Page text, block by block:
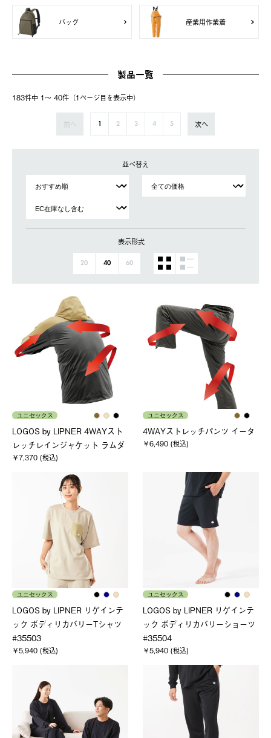
バッグ 産業用作業着
製品一覧
183件中 1〜 40件（1ページ⽬を表⽰中）
前へ 1 2 3 4 5 次へ
並べ替え
表示形式
20 40 60
ユニセックス
LOGOS by LIPNER 4WAYスト
レッチレインジャケット ラムダ
￥7,370 (税込)
ユニセックス
4WAYストレッチパンツ イータ
￥6,490 (税込)
ユニセックス
LOGOS by LIPNER リゲインテ
ック ボディリカバリーTシャツ
#35503
￥5,940 (税込)
ユニセックス
LOGOS by LIPNER リゲインテ
ック ボディリカバリーショーツ
#35504
￥5,940 (税込)